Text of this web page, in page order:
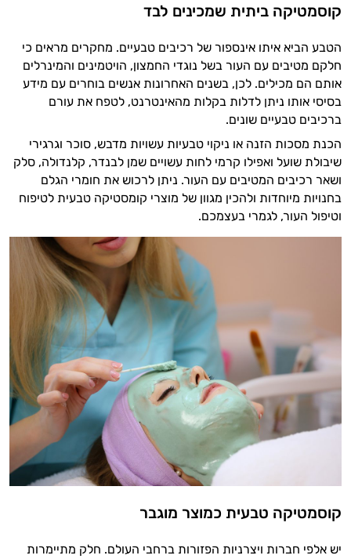
קוסמטיקה ביתית שמכינים לבד
הטבע הביא איתו אינספור של רכיבים טבעיים. מחקרים מראים כי
חלקם מטיבים עם העור בשל נוגדי החמצון, הויטמינים והמינרלים
אותם הם מכילים. לכן, בשנים האחרונות אנשים בוחרים עם מידע
בסיסי אותו ניתן לדלות בקלות מהאינטרנט, לטפח את עורם
ברכיבים טבעיים שונים.
הכנת מסכות הזנה או ניקוי טבעיות עשויות מדבש, סוכר וגרגירי
שיבולת שועל ואפילו קרמי לחות עשויים שמן לבנדר, קלנדולה, סלק
ושאר רכיבים המטיבים עם העור. ניתן לרכוש את חומרי הגלם
בחנויות מיוחדות ולהכין מגוון של מוצרי קומסטיקה טבעית לטיפוח
וטיפול העור, לגמרי בעצמכם.
קוסמטיקה טבעית כמוצר מוגבר
יש אלפי חברות ויצרניות הפזורות ברחבי העולם. חלק מתיימרות
היי,
אני יועץ הבריאות האישי AI של טבע בריא.
התשובות שלי מבוססות על מאגרי מידע קליניים
ותזונת הספורט.
אני כאן כדי לעזור לך להתאים את תוספי